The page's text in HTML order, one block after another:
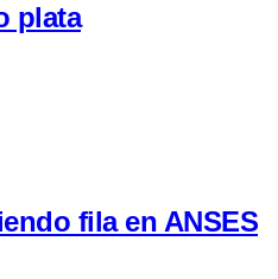
plata
fila en ANSES